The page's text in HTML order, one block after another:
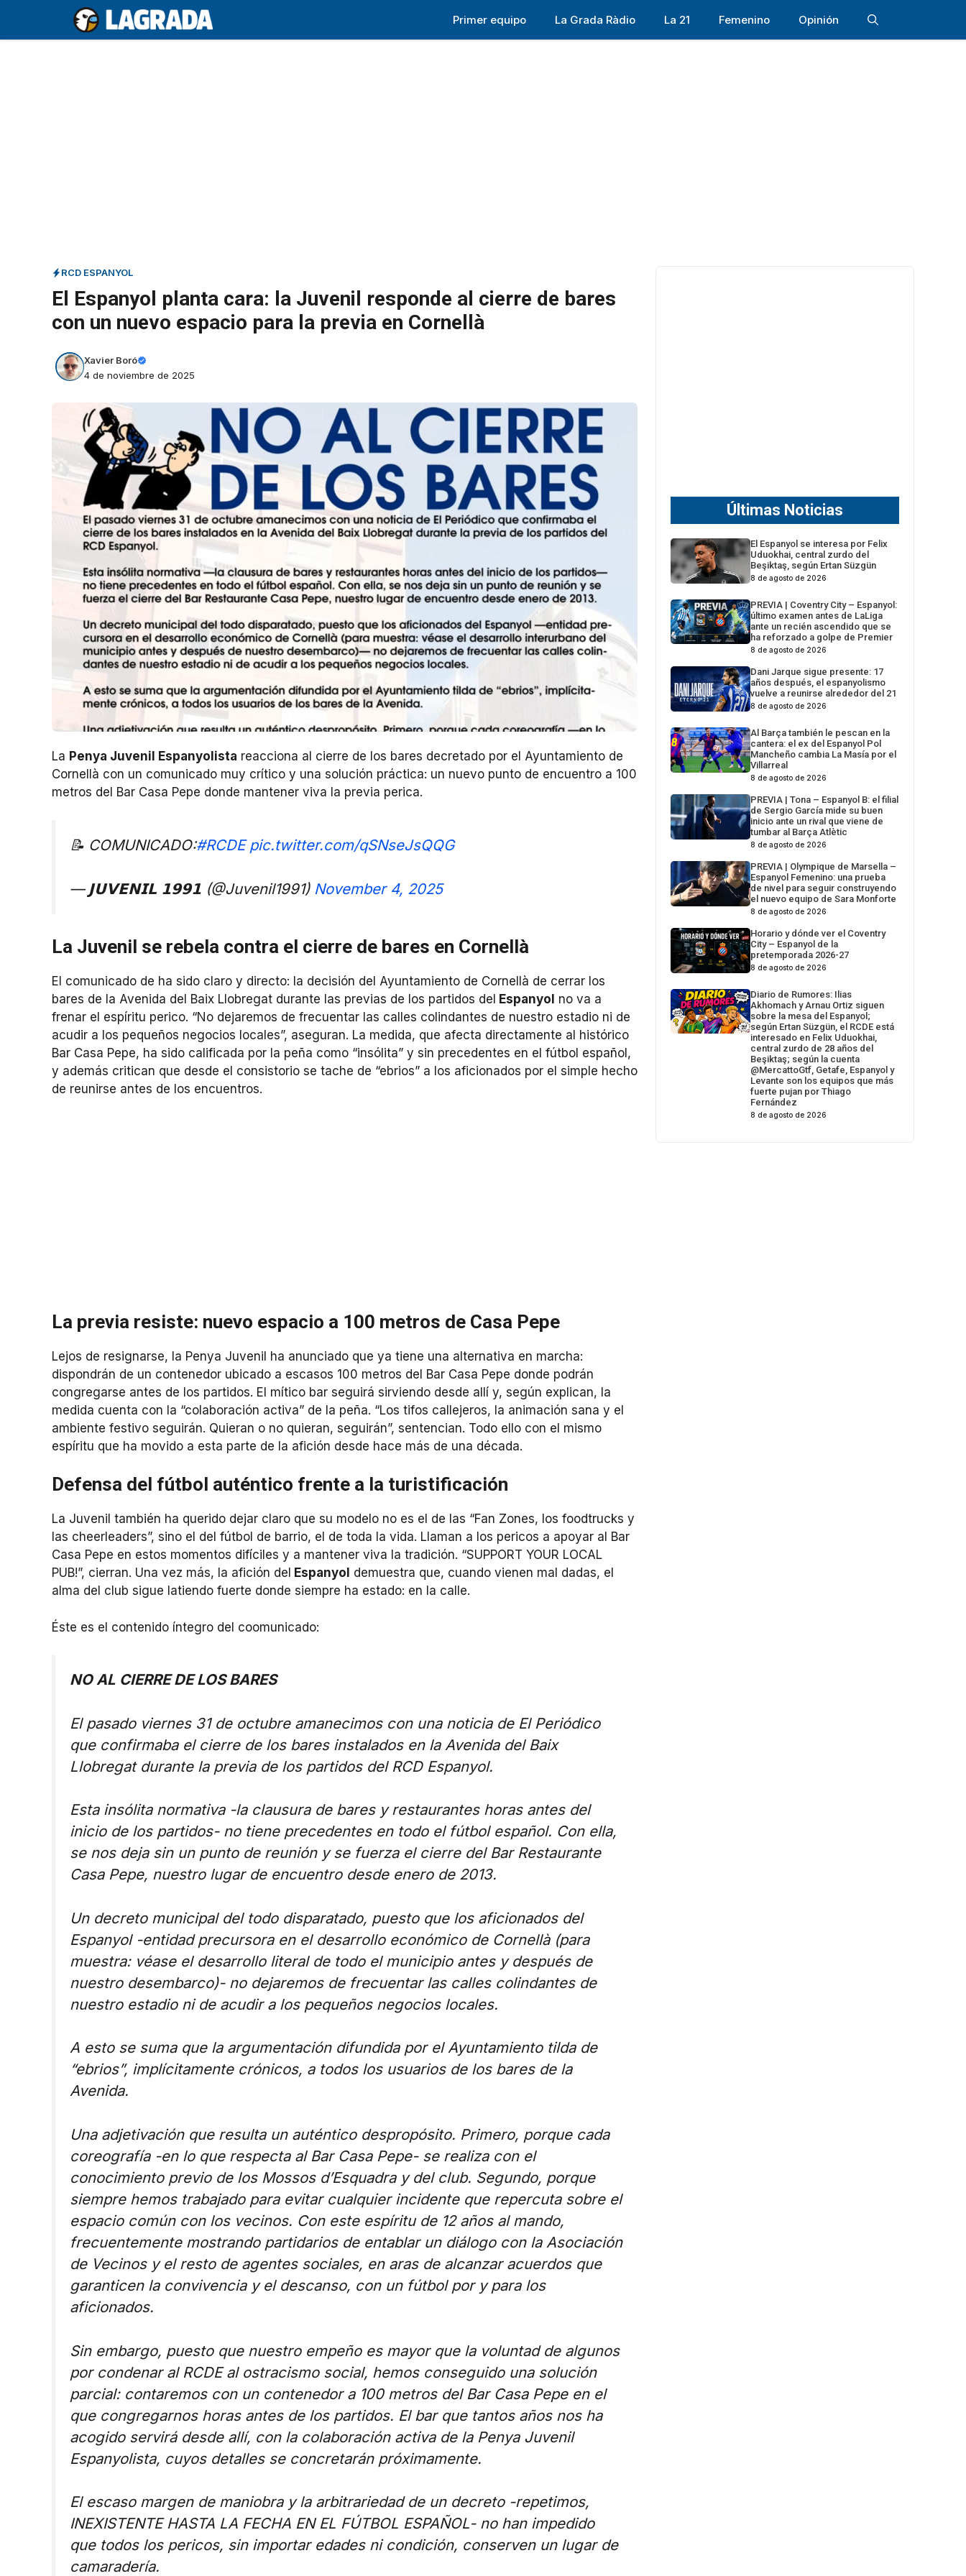
contenido
Primer equipo La Grada Ràdio La 21 Femenino Opinión
RCD ESPANYOL
El Espanyol planta cara: la Juvenil responde al cierre de bares
con un nuevo espacio para la previa en Cornellà
Xavier Boró
4 de noviembre de 2025
La Penya Juvenil Espanyolista reacciona al cierre de los bares decretado por el Ayuntamiento de
Cornellà con un comunicado muy crítico y una solución práctica: un nuevo punto de encuentro a 100
metros del Bar Casa Pepe donde mantener viva la previa perica.
📝 COMUNICADO:#RCDE pic.twitter.com/qSNseJsQQG
— 𝗝𝗨𝗩𝗘𝗡𝗜𝗟 𝟭𝟵𝟵𝟭 (@Juvenil1991) November 4, 2025
La Juvenil se rebela contra el cierre de bares en Cornellà
El comunicado de ha sido claro y directo: la decisión del Ayuntamiento de Cornellà de cerrar los
bares de la Avenida del Baix Llobregat durante las previas de los partidos del Espanyol no va a
frenar el espíritu perico. “No dejaremos de frecuentar las calles colindantes de nuestro estadio ni de
acudir a los pequeños negocios locales”, aseguran. La medida, que afecta directamente al histórico
Bar Casa Pepe, ha sido calificada por la peña como “insólita” y sin precedentes en el fútbol español,
y además critican que desde el consistorio se tache de “ebrios” a los aficionados por el simple hecho
de reunirse antes de los encuentros.
La previa resiste: nuevo espacio a 100 metros de Casa Pepe
Lejos de resignarse, la Penya Juvenil ha anunciado que ya tiene una alternativa en marcha:
dispondrán de un contenedor ubicado a escasos 100 metros del Bar Casa Pepe donde podrán
congregarse antes de los partidos. El mítico bar seguirá sirviendo desde allí y, según explican, la
medida cuenta con la “colaboración activa” de la peña. “Los tifos callejeros, la animación sana y el
ambiente festivo seguirán. Quieran o no quieran, seguirán”, sentencian. Todo ello con el mismo
espíritu que ha movido a esta parte de la afición desde hace más de una década.
Defensa del fútbol auténtico frente a la turistificación
La Juvenil también ha querido dejar claro que su modelo no es el de las “Fan Zones, los foodtrucks y
las cheerleaders”, sino el del fútbol de barrio, el de toda la vida. Llaman a los pericos a apoyar al Bar
Casa Pepe en estos momentos difíciles y a mantener viva la tradición. “SUPPORT YOUR LOCAL
PUB!”, cierran. Una vez más, la afición del Espanyol demuestra que, cuando vienen mal dadas, el
alma del club sigue latiendo fuerte donde siempre ha estado: en la calle.
Éste es el contenido íntegro del coomunicado:
NO AL CIERRE DE LOS BARES
El pasado viernes 31 de octubre amanecimos con una noticia de El Periódico
que confirmaba el cierre de los bares instalados en la Avenida del Baix
Llobregat durante la previa de los partidos del RCD Espanyol.
Esta insólita normativa -la clausura de bares y restaurantes horas antes del
inicio de los partidos- no tiene precedentes en todo el fútbol español. Con ella,
se nos deja sin un punto de reunión y se fuerza el cierre del Bar Restaurante
Casa Pepe, nuestro lugar de encuentro desde enero de 2013.
Un decreto municipal del todo disparatado, puesto que los aficionados del
Espanyol -entidad precursora en el desarrollo económico de Cornellà (para
muestra: véase el desarrollo literal de todo el municipio antes y después de
nuestro desembarco)- no dejaremos de frecuentar las calles colindantes de
nuestro estadio ni de acudir a los pequeños negocios locales.
A esto se suma que la argumentación difundida por el Ayuntamiento tilda de
“ebrios”, implícitamente crónicos, a todos los usuarios de los bares de la
Avenida.
Una adjetivación que resulta un auténtico despropósito. Primero, porque cada
coreografía -en lo que respecta al Bar Casa Pepe- se realiza con el
conocimiento previo de los Mossos d’Esquadra y del club. Segundo, porque
siempre hemos trabajado para evitar cualquier incidente que repercuta sobre el
espacio común con los vecinos. Con este espíritu de 12 años al mando,
frecuentemente mostrando partidarios de entablar un diálogo con la Asociación
de Vecinos y el resto de agentes sociales, en aras de alcanzar acuerdos que
garanticen la convivencia y el descanso, con un fútbol por y para los
aficionados.
Sin embargo, puesto que nuestro empeño es mayor que la voluntad de algunos
por condenar al RCDE al ostracismo social, hemos conseguido una solución
parcial: contaremos con un contenedor a 100 metros del Bar Casa Pepe en el
que congregarnos horas antes de los partidos. El bar que tantos años nos ha
acogido servirá desde allí, con la colaboración activa de la Penya Juvenil
Espanyolista, cuyos detalles se concretarán próximamente.
El escaso margen de maniobra y la arbitrariedad de un decreto -repetimos,
INEXISTENTE HASTA LA FECHA EN EL FÚTBOL ESPAÑOL- no han impedido
que todos los pericos, sin importar edades ni condición, conserven un lugar de
camaradería.
Últimas Noticias
El Espanyol se interesa por Felix
Uduokhai, central zurdo del
Beşiktaş, según Ertan Süzgün
8 de agosto de 2026
PREVIA | Coventry City – Espanyol:
último examen antes de LaLiga
ante un recién ascendido que se
ha reforzado a golpe de Premier
8 de agosto de 2026
Dani Jarque sigue presente: 17
años después, el espanyolismo
vuelve a reunirse alrededor del 21
8 de agosto de 2026
Al Barça también le pescan en la
cantera: el ex del Espanyol Pol
Mancheño cambia La Masía por el
Villarreal
8 de agosto de 2026
PREVIA | Tona – Espanyol B: el filial
de Sergio García mide su buen
inicio ante un rival que viene de
tumbar al Barça Atlètic
8 de agosto de 2026
PREVIA | Olympique de Marsella –
Espanyol Femenino: una prueba
de nivel para seguir construyendo
el nuevo equipo de Sara Monforte
8 de agosto de 2026
Horario y dónde ver el Coventry
City – Espanyol de la
pretemporada 2026-27
8 de agosto de 2026
Diario de Rumores: Ilias
Akhomach y Arnau Ortiz siguen
sobre la mesa del Espanyol;
según Ertan Süzgün, el RCDE está
interesado en Felix Uduokhai,
central zurdo de 28 años del
Beşiktaş; según la cuenta
@MercattoGtf, Getafe, Espanyol y
Levante son los equipos que más
fuerte pujan por Thiago
Fernández
8 de agosto de 2026